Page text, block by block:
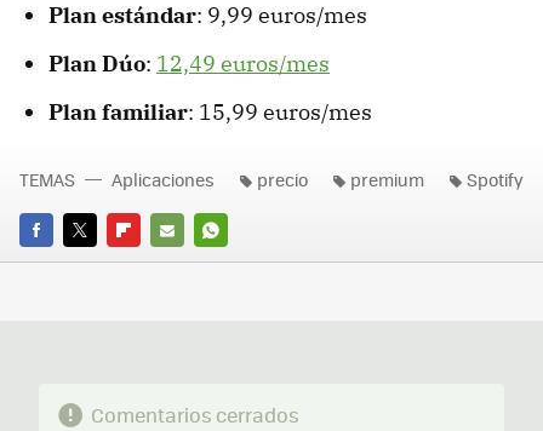
Plan estándar: 9,99 euros/mes
Plan Dúo: 12,49 euros/mes
Plan familiar: 15,99 euros/mes
FACEBOOK
TWITTERFLIPBOARD
E-
WHATSAPP
TEMAS Aplicaciones precio premium Spotify
Comentarios cerrados